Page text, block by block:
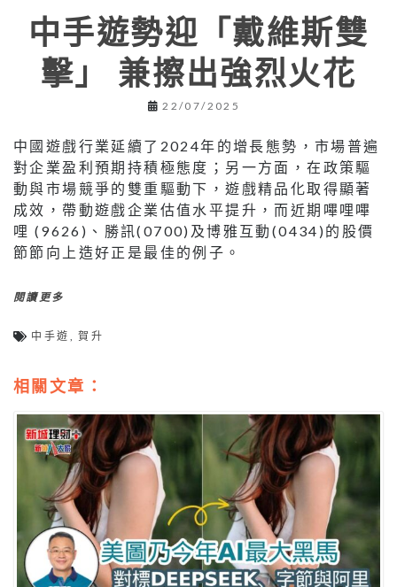
中手遊勢迎「戴維斯雙
擊」 兼擦出強烈火花
22/07/2025
中國遊戲行業延續了2024年的增長態勢，市場普遍
對企業盈利預期持積極態度；另一方面，在政策驅
動與市場競爭的雙重驅動下，遊戲精品化取得顯著
成效，帶動遊戲企業估值水平提升，而近期嗶哩嗶
哩 (9626)、勝訊(0700)及博雅互動(0434)的股價
節節向上造好正是最佳的例子。
閱讀更多
中手遊 ,賀升
相關文章：